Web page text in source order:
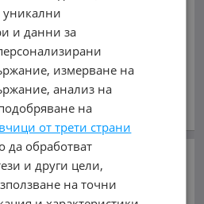
от 15.06.2017г.
обяви на дилъра
уникални
и данни за
измерване на
анализ на
на
от трети страни
да обработват
и други цели,
на точни